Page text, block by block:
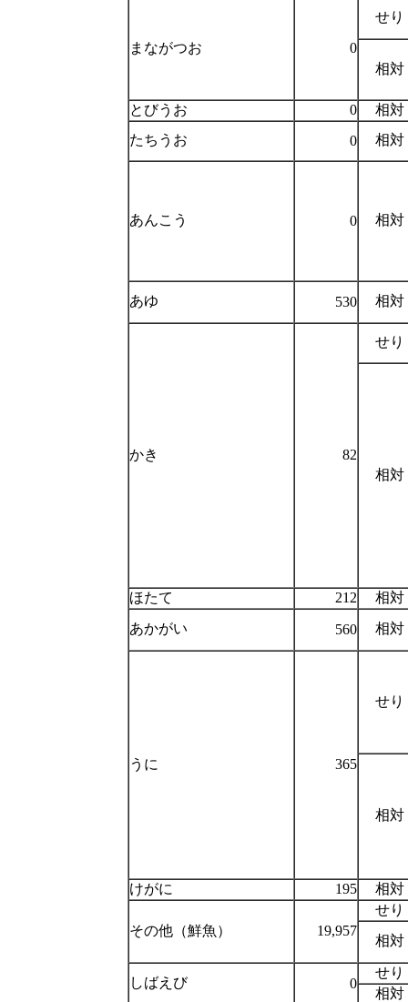
まながつお 0
せり
相対
とびうお 0
相対
たちうお
0 相対
あんこう 0 相対
あゆ 530 相対
かき 82
せり
相対
ほたて 212
相対
あかがい
560 相対
うに 365
せり
相対
けがに 195 相対
その他（鮮魚） 19,957
せり
相対
しばえび 0
せり
相対